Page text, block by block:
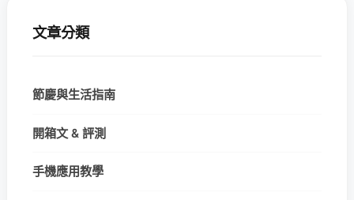
文章分類
節慶與生活指南
開箱文 & 評測
手機應用教學